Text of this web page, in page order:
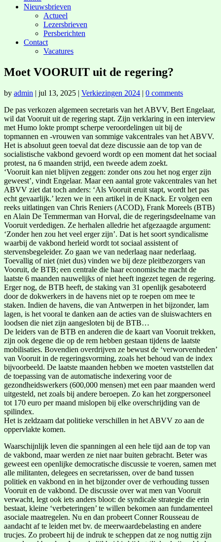
Nieuwsbrieven
Actueel
Lezersbrieven
Persberichten
Contact
Vacatures
Moet VOORUIT uit de regering?
by admin | jul 13, 2025 | Verkiezingen 2024 | 0 comments
De pas verkozen algemeen secretaris van het ABVV, Bert Engelaar,
wil dat Vooruit uit de regering stapt. Zijn verklaring in een interview
met Humo lokte prompt scherpe veroordelingen uit bij de
topmannen en -vrouwen van sommige vakcentrales van het ABVV.
Het is absoluut geen toeval dat deze discussie aan de top van de
socialistische vakbond gevoerd wordt op een moment dat het sociaal
protest, na 6 maanden strijd, een tweede adem zoekt.
‘Vooruit kan niet blijven zeggen: zonder ons zou het nog erger zijn
geweest’, vindt Engelaar. Maar een aantal grote vakcentrales van het
ABVV ziet dat toch anders: ‘Als Vooruit eruit stapt, wordt het pas
echt gevaarlijk.’ lezen we in een artikel in de Knack. Er volgen een
reeks uitlatingen van Chris Reniers (ACOD), Frank Moreels (BTB)
en Alain De Temmerman van Horval, die de regeringsdeelname van
Vooruit verdedigen. Ze herhalen alledrie het afgezaagde argument:
‘Zonder hen zou het veel erger zijn’. Dat is het soort syndicalisme
waarbij de vakbond herleid wordt tot sociaal assistent of
stervensbegeleider. Zo gaan we van nederlaag naar nederlaag.
Toevallig of niet (niet dus) vinden we bij deze pleitbezorgers van
Vooruit, de BTB; een centrale die haar economische macht de
laatste 6 maanden nauwelijks of niet heeft ingezet tegen de regering.
Erger nog, de BTB heeft, de staking van 31 openlijk gesaboteerd
door de dokwerkers in de havens niet op te roepen om mee te
staken. Indien de havens, die van Antwerpen in het bijzonder, lam
lagen, is het vooral te danken aan de acties van de sluiswachters en
loodsen die niet zijn aangesloten bij de BTB…
De leiders van de BTB en anderen die de kaart van Vooruit trekken,
zijn ook degene die op de rem hebben gestaan tijdens de laatste
mobilisaties. Bovendien overdrijven ze bewust de ‘verworvenheden’
van Vooruit in de regeringsvorming, zoals het behoud van de index
bijvoorbeeld. De laatste maanden hebben we moeten vaststellen dat
de toepassing van de automatische indexering voor de
gezondheidswerkers (600,000 mensen) met een paar maanden werd
uitgesteld, net zoals bij andere beroepen. Zo kan het zorgpersoneel
tot 170 euro per maand mislopen bij elke overschrijding van de
spilindex.
Het is zeldzaam dat politieke verschillen in het ABVV zo aan de
oppervlakte komen.
Waarschijnlijk leven die spanningen al een hele tijd aan de top van
de vakbond, maar werden ze niet naar buiten gebracht. Beter was
geweest een openlijke democratische discussie te voeren, samen met
alle militanten, delegees en secretarissen, over de band tussen
politiek en vakbond en in het bijzonder over de verhouding tussen
Vooruit en de vakbond. De discussie over wat men van Vooruit
verwacht, legt ook iets anders bloot: de syndicale strategie die erin
bestaat, kleine ‘verbeteringen’ te willen bekomen aan fundamenteel
asociale maatregelen. Nu en dan probeert Conner Rousseau de
aandacht af te leiden met bv. de meerwaardebelasting en andere
trucjes. Zo probeert hij de indruk te scheppen dat ze nog nuttig zijn